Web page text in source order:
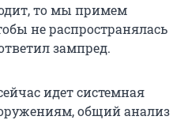
то мы примем
не распространялась
зампред.
идет системная
общий анализ